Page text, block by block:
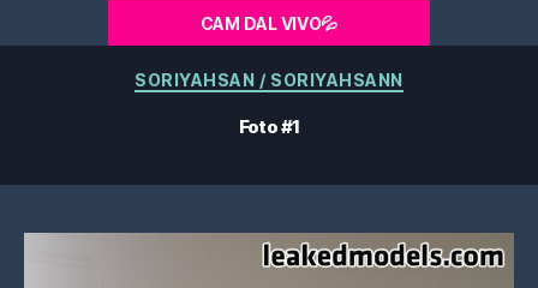
CAM DAL VIVO💦
Categorie
SORIYAHSAN / SORIYAHSANN
Foto #1